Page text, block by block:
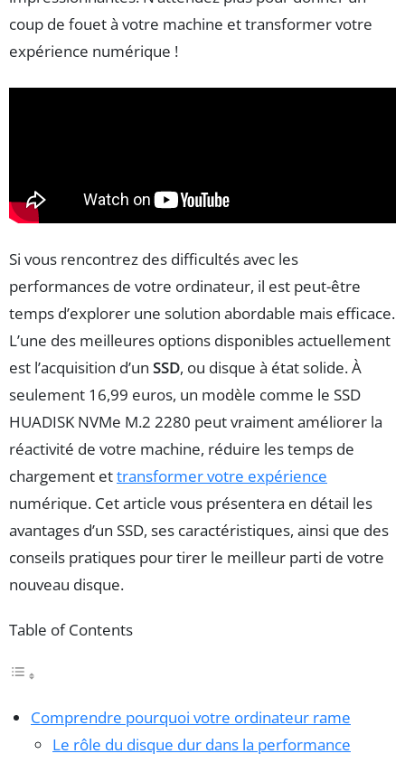
coup de fouet à votre machine et transformer votre
expérience numérique !
Si vous rencontrez des difficultés avec les
performances de votre ordinateur, il est peut-être
temps d’explorer une solution abordable mais efficace.
L’une des meilleures options disponibles actuellement
est l’acquisition d’un SSD, ou disque à état solide. À
seulement 16,99 euros, un modèle comme le SSD
HUADISK NVMe M.2 2280 peut vraiment améliorer la
réactivité de votre machine, réduire les temps de
chargement ettransformer votre expérience
numérique. Cet article vous présentera en détail les
avantages d’un SSD, ses caractéristiques, ainsi que des
conseils pratiques pour tirer le meilleur parti de votre
nouveau disque.
Table of Contents
Comprendre pourquoi votre ordinateur rame
Le rôle du disque dur dans la performance